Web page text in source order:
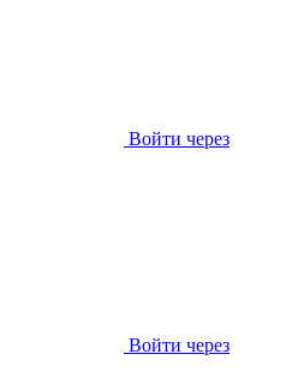
Войти через
Войти через